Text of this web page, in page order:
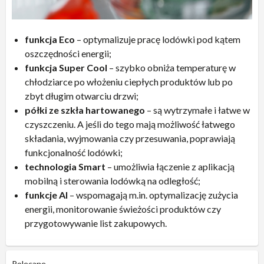
funkcja Eco – optymalizuje pracę lodówki pod kątem
oszczędności energii;
funkcja Super Cool – szybko obniża temperaturę w
chłodziarce po włożeniu ciepłych produktów lub po
zbyt długim otwarciu drzwi;
półki ze szkła hartowanego – są wytrzymałe i łatwe w
czyszczeniu. A jeśli do tego mają możliwość łatwego
składania, wyjmowania czy przesuwania, poprawiają
funkcjonalność lodówki;
technologia Smart – umożliwia łączenie z aplikacją
mobilną i sterowania lodówką na odległość;
funkcje AI – wspomagają m.in. optymalizację zużycia
energii, monitorowanie świeżości produktów czy
przygotowywanie list zakupowych.